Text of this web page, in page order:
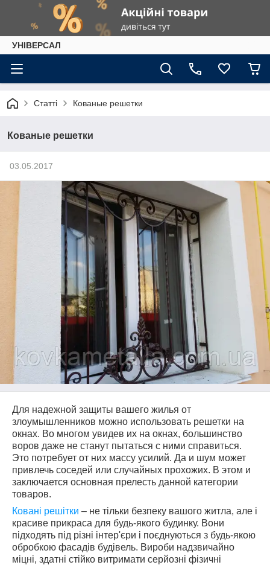
УНІВЕРСАЛ
Статті Кованые решетки
Кованые решетки
03.05.2017
Для надежной защиты вашего жилья от
злоумышленников можно использовать решетки на
окнах. Во многом увидев их на окнах, большинство
воров даже не станут пытаться с ними справиться.
Это потребует от них массу усилий. Да и шум может
привлечь соседей или случайных прохожих. В этом и
заключается основная прелесть данной категории
товаров.
Ковані решітки – не тільки безпеку вашого житла, але і
красиве прикраса для будь-якого будинку. Вони
підходять під різні інтер'єри і поєднуються з будь-якою
обробкою фасадів будівель. Вироби надзвичайно
міцні, здатні стійко витримати серйозні фізичні